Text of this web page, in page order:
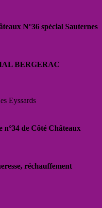
N°36 spécial Sauternes
BERGERAC
Eyssards
de Côté Châteaux
réchauffement